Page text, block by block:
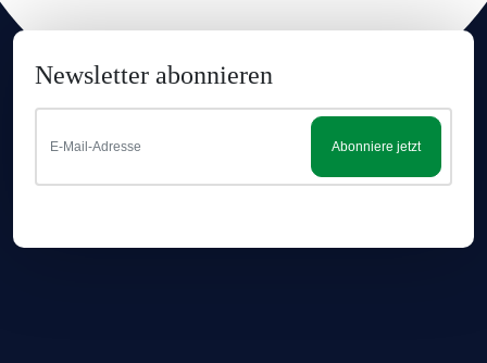
Newsletter abonnieren
Abonniere jetzt